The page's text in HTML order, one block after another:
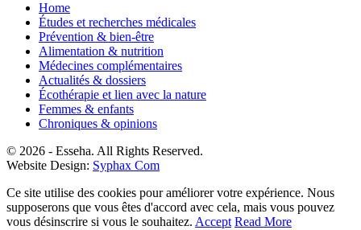
Home
Études et recherches médicales
Prévention & bien-être
Alimentation & nutrition
Médecines complémentaires
Actualités & dossiers
Écothérapie et lien avec la nature
Femmes & enfants
Chroniques & opinions
© 2026 - Esseha. All Rights Reserved.
Website Design: Syphax Com
Ce site utilise des cookies pour améliorer votre expérience. Nous
supposerons que vous êtes d'accord avec cela, mais vous pouvez
vous désinscrire si vous le souhaitez. Accept Read More